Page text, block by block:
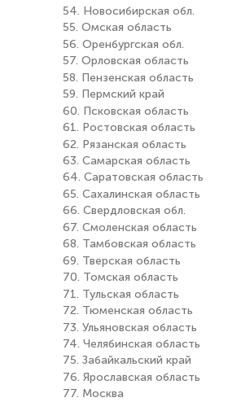
54. Новосибирская обл.
55. Омская область
56. Оренбургская обл.
57. Орловская область
58. Пензенская область
59. Пермский край
60. Псковская область
61. Ростовская область
62. Рязанская область
63. Самарская область
64. Саратовская область
65. Сахалинская область
66. Свердловская обл.
67. Смоленская область
68. Тамбовская область
69. Тверская область
70. Томская область
71. Тульская область
72. Тюменская область
73. Ульяновская область
74. Челябинская область
75. Забайкальский край
76. Ярославская область
77. Москва